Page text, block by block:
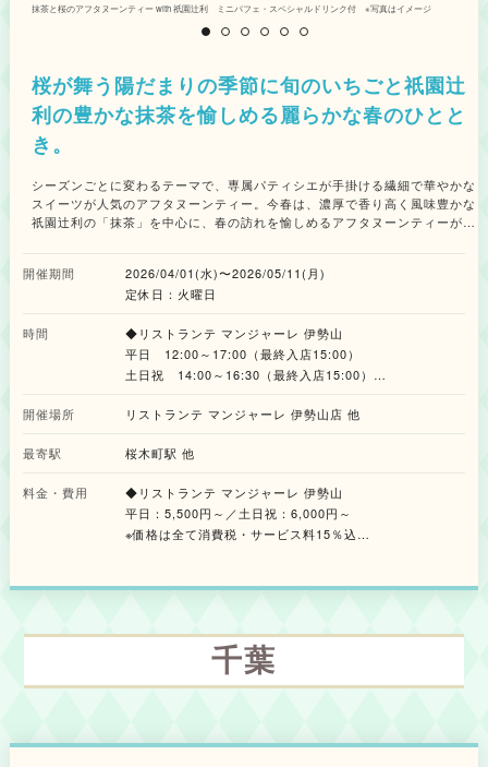
抹茶と桜のアフタヌーンティー with 祇園辻利 ミニパフェ・スペシャルドリンク付 ※写真はイメージ
桜が舞う陽だまりの季節に旬のいちごと祇園辻
利の豊かな抹茶を愉しめる麗らかな春のひとと
き。
シーズンごとに変わるテーマで、専属パティシエが手掛ける繊細で華やかな
スイーツが人気のアフタヌーンティー。今春は、濃厚で香り高く風味豊かな
祇園辻利の「抹茶」を中心に、春の訪れを愉しめるアフタヌーンティーが提
を幾層にも重ねた抹茶のオペラ、芳醇な旨みと心地よい苦みがサクサクの生
地と重なり合う抹茶のタルトなど、良質な抹茶の薫りを丁寧に閉じ込めた、
に、可憐な桜の華やかな薫りが口どけとともに広がるいちごのムース、いち
ごの爽やかな甘酸っぱさがミルクのコクを引き立たせるいちごのパンナコッ
タ、軽やかなクリームと桜の花びら型のチョコレートを添えた、祇園辻利の
ほうじ茶を使用したクッキーバターサンドを含む、パティシエこだわりの春
らしさを彩るスイーツ6種が提供されます。 セイボリーは、抹茶の鮮やかな
色香とカリフラワーの甘みが溶け合うポタージュをはじめ、野沢菜漬けの食
スのタブレサラダといった、スイーツの甘みを鮮やかに引き立てる3種を用
抹茶といちごのパフェ with 祇園辻利」を用意。お茶の個性を引き立てる多
彩な素材を巧みに配置した、宇治抹茶とほうじ茶を同時に愉しめるパフェで
す。アフタヌーンティーの華やかさをより一層引き立てる極上のマリアージ
ごのムース／抹茶のオペラ／ほうじ茶のクッキーバターサンド／いちごのパ
ン （コンディメント：練乳） 【ティーセレクション】 紅茶（マリアージ
ュフレール社）・コーヒーなど飲み放題（90分ラストオーダー） 【オプシ
【プラン】 ・ミニパフェ付アフタヌーンティー 6,500円～ ・パフェ付ア
開催期間
2026/04/01(水)〜2026/05/11(月)
定休日：火曜日
時間
◆リストランテ マンジャーレ 伊勢山
平日 12:00～17:00（最終入店15:00）
土日祝 14:00～16:30（最終入店15:00）
◆大宮璃宮 カフェ＆レストラン 四季庭
開催場所 リストランテ マンジャーレ 伊勢山店 他
最寄駅 桜木町駅 他
料金・費用
◆リストランテ マンジャーレ 伊勢山
平日：5,500円～／土日祝：6,000円～
※価格は全て消費税・サービス料15％込
1名 平日：4,580円～／土日祝：4,800円～
千葉